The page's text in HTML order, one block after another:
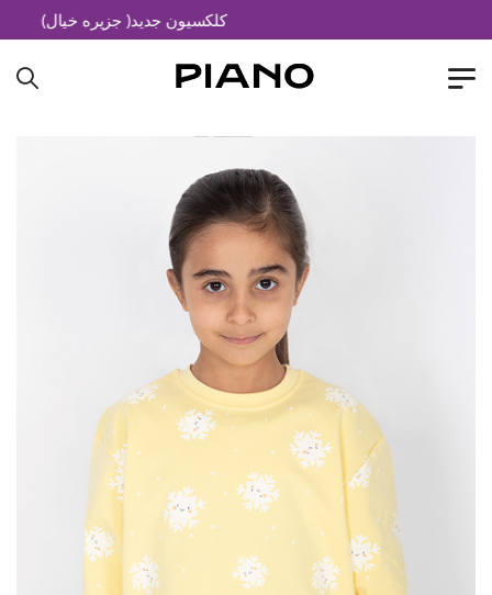
کلکسیون جدید( جزیره خیال)